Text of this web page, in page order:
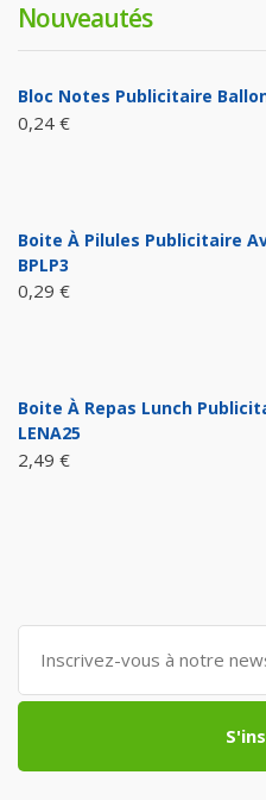
Nouveautés
Bloc Notes Publicitaire
0,24 €
Boite À Pilules Publicitaire
BPLP3
0,29 €
Boite À Repas Lunch
LENA25
2,49 €